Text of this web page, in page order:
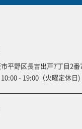
平野区長吉出戸7丁目2番
- 19:00（火曜定休日)